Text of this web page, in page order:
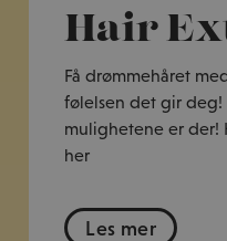
Hair
Få drømmehåret
følelsen det gir
mulighetene er der!
her
Les mer